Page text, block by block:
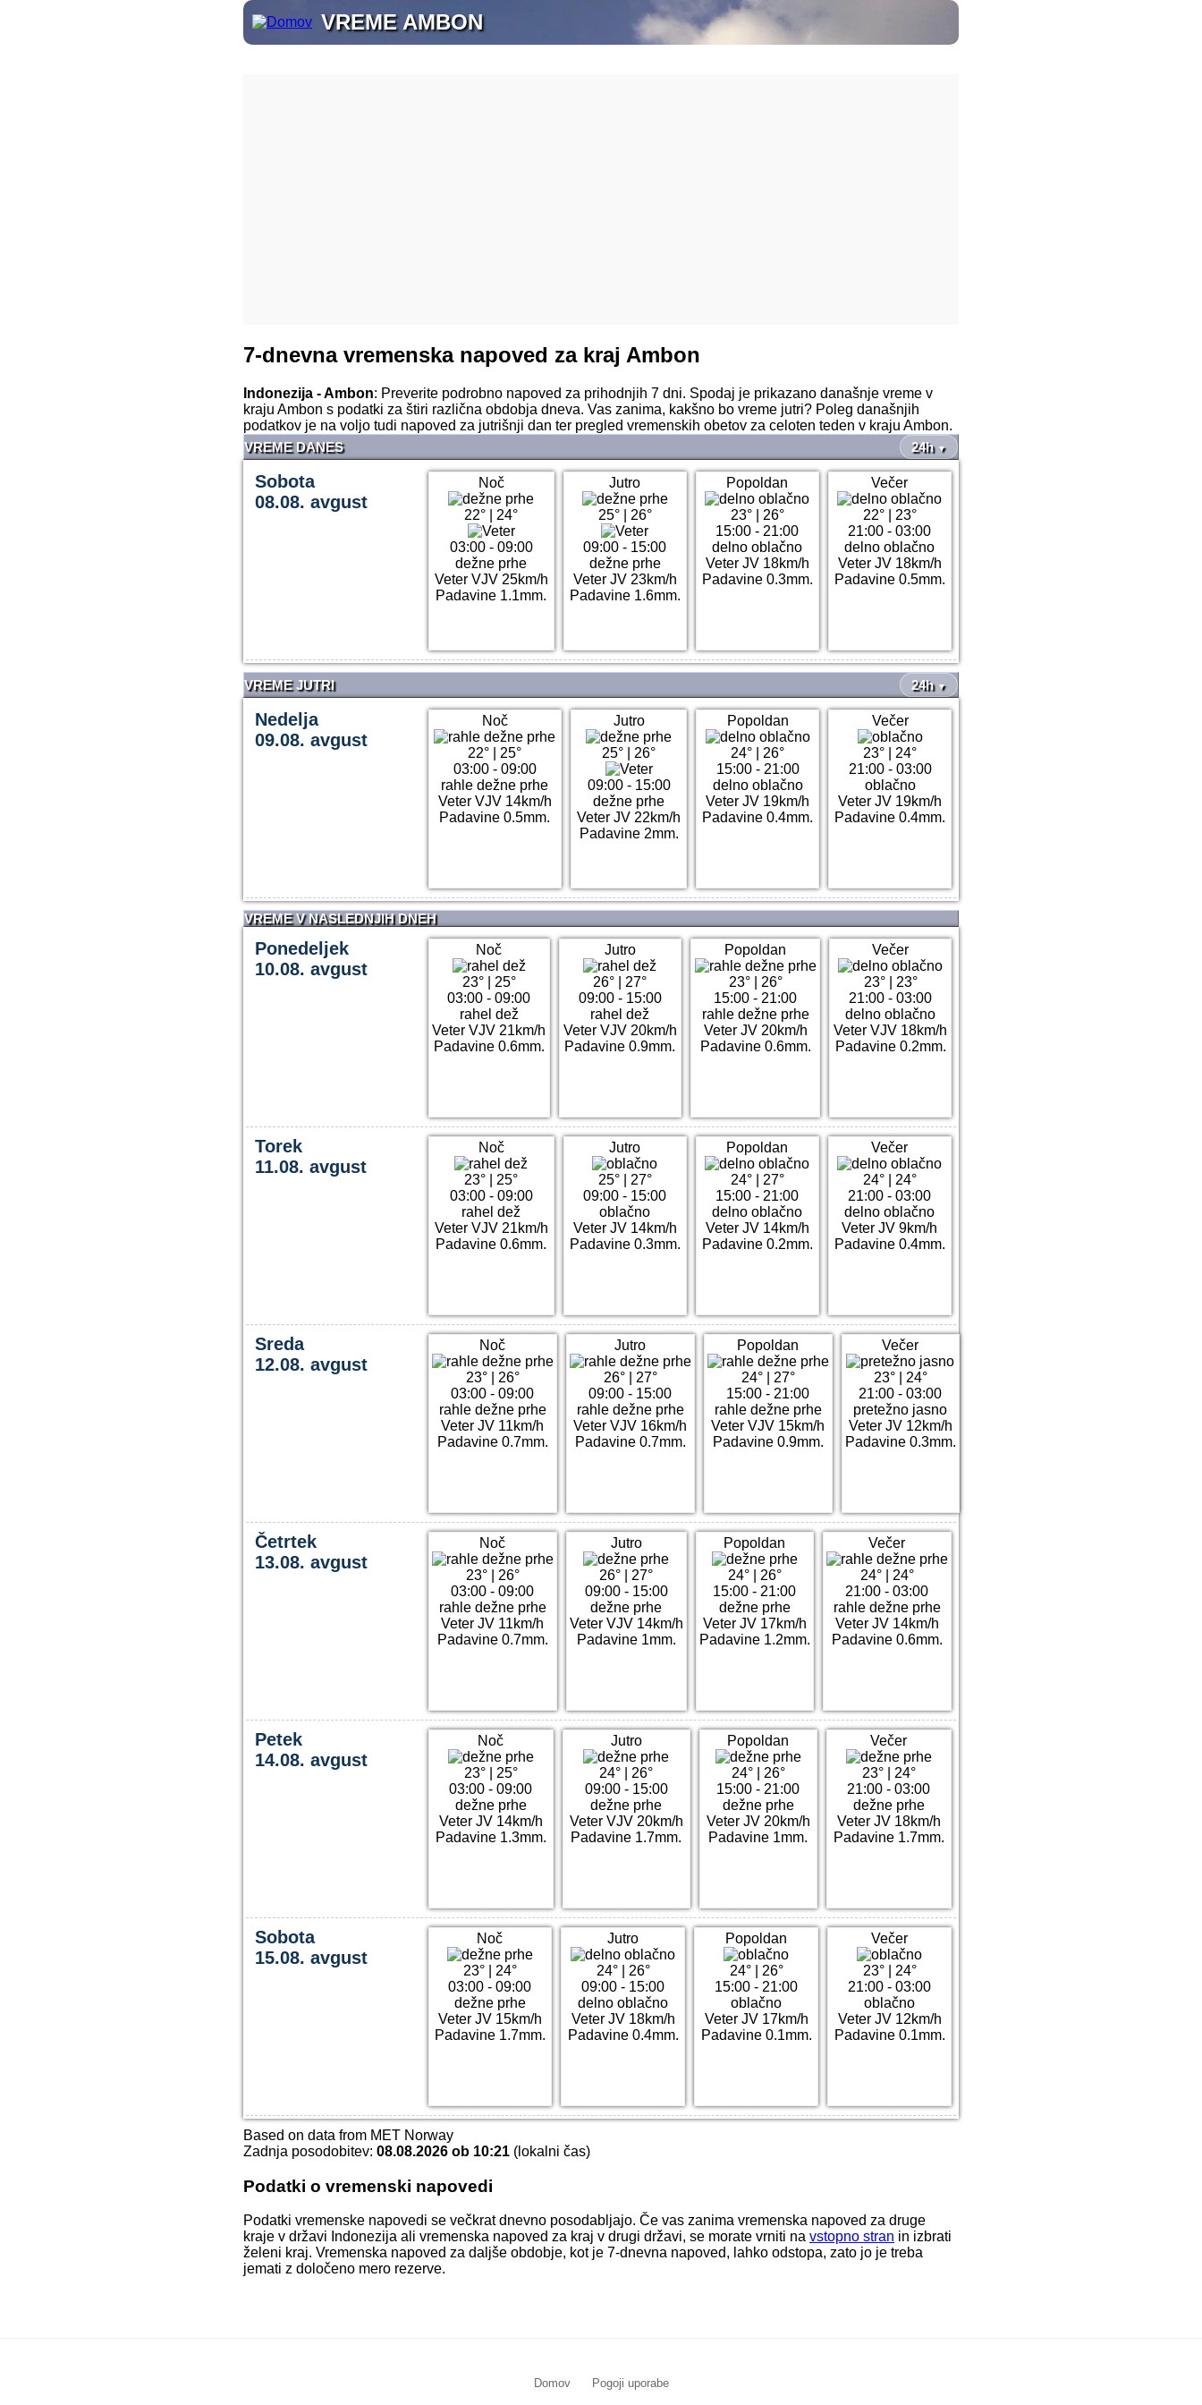
VREME AMBON
7-dnevna vremenska napoved za kraj Ambon
Indonezija - Ambon: Preverite podrobno napoved za prihodnjih 7 dni. Spodaj je prikazano današnje vreme v
kraju Ambon s podatki za štiri različna obdobja dneva. Vas zanima, kakšno bo vreme jutri? Poleg današnjih
podatkov je na voljo tudi napoved za jutrišnji dan ter pregled vremenskih obetov za celoten teden v kraju Ambon.
VREME DANES
24h ▼
Sobota
08.08. avgust
Noč
22° 24°
03:00 - 09:00
dežne prhe
Veter VJV 25km/h
Padavine 1.1mm.
Jutro
25°| 26°
09:00 - 15:00
dežne prhe
Veter JV 23km/h
Padavine 1.6mm.
Popoldan
23°| 26°
15:00 - 21:00
delno oblačno
Veter JV 18km/h
Padavine 0.3mm.
Večer
22°| 23°
21:00 - 03:00
delno oblačno
Veter JV 18km/h
Padavine 0.5mm.
VREME JUTRI 24h ▼
Nedelja
09.08. avgust
Noč
22°
25°
03:00 - 09:00
rahle dežne prhe
Veter VJV 14km/h
Padavine 0.5mm.
Jutro
25° 26°
09:00 - 15:00
dežne prhe
Veter JV 22km/h
Padavine 2mm.
Popoldan
24°
26°
15:00 - 21:00
delno oblačno
Veter JV 19km/h
Padavine 0.4mm.
Večer
23°
24°
21:00 - 03:00
oblačno
Veter JV 19km/h
Padavine 0.4mm.
VREME V NASLEDNJIH DNEH
Ponedeljek
10.08. avgust
Noč
23°| 25°
03:00 - 09:00
rahel dež
Veter VJV 21km/h
Padavine 0.6mm.
Jutro
26°
27°
09:00 - 15:00
rahel dež
Veter VJV 20km/h
Padavine 0.9mm.
Popoldan
23°| 26°
15:00 - 21:00
rahle dežne prhe
Veter JV 20km/h
Padavine 0.6mm.
Večer
23°| 23°
21:00 - 03:00
delno oblačno
Veter VJV 18km/h
Padavine 0.2mm.
Torek
11.08. avgust
Noč
23°
25°
03:00 - 09:00
rahel dež
Veter VJV 21km/h
Padavine 0.6mm.
Jutro
25°| 27°
09:00 - 15:00
oblačno
Veter JV 14km/h
Padavine 0.3mm.
Popoldan
24°| 27°
15:00 - 21:00
delno oblačno
Veter JV 14km/h
Padavine 0.2mm.
Večer
24°| 24°
21:00 - 03:00
delno oblačno
Veter JV 9km/h
Padavine 0.4mm.
Sreda
12.08. avgust
Noč
23°| 26°
03:00 - 09:00
rahle dežne prhe
Veter JV 11km/h
Padavine 0.7mm.
Jutro
26°| 27°
09:00 - 15:00
rahle dežne prhe
Veter VJV 16km/h
Padavine 0.7mm.
Popoldan
24°| 27°
15:00 - 21:00
rahle dežne prhe
Veter VJV 15km/h
Padavine 0.9mm.
Večer
23°| 24°
21:00 - 03:00
pretežno jasno
Veter JV 12km/h
Padavine 0.3mm.
Četrtek
13.08. avgust
Noč
23°| 26°
03:00 - 09:00
rahle dežne prhe
Veter JV 11km/h
Padavine 0.7mm.
Jutro
26°
27°
09:00 - 15:00
dežne prhe
Veter VJV 14km/h
Padavine 1mm.
Popoldan
24°| 26°
15:00 - 21:00
dežne prhe
Veter JV 17km/h
Padavine 1.2mm.
Večer
24°| 24°
21:00 - 03:00
rahle dežne prhe
Veter JV 14km/h
Padavine 0.6mm.
Petek
14.08. avgust
Noč
23°| 25°
03:00 - 09:00
dežne prhe
Veter JV 14km/h
Padavine 1.3mm.
Jutro
24°
26°
09:00 - 15:00
dežne prhe
Veter VJV 20km/h
Padavine 1.7mm.
Popoldan
24°| 26°
15:00 - 21:00
dežne prhe
Veter JV 20km/h
Padavine 1mm.
Večer
23°| 24°
21:00 - 03:00
dežne prhe
Veter JV 18km/h
Padavine 1.7mm.
Sobota
15.08. avgust
Noč
23°| 24°
03:00 - 09:00
dežne prhe
Veter JV 15km/h
Padavine 1.7mm.
Jutro
24°| 26°
09:00 - 15:00
delno oblačno
Veter JV 18km/h
Padavine 0.4mm.
Popoldan
24°| 26°
15:00 - 21:00
oblačno
Veter JV 17km/h
Padavine 0.1mm.
Večer
23°| 24°
21:00 - 03:00
oblačno
Veter JV 12km/h
Padavine 0.1mm.
Based on data from MET Norway
Zadnja posodobitev: 08.08.2026 ob 10:21 (lokalni čas)
Podatki o vremenski napovedi
Podatki vremenske napovedi se večkrat dnevno posodabljajo. Če vas zanima vremenska napoved za druge
kraje v državi Indonezija ali vremenska napoved za kraj v drugi državi, se morate vrniti na vstopno stran in izbrati
želeni kraj. Vremenska napoved za daljše obdobje, kot je 7-dnevna napoved, lahko odstopa, zato jo je treba
jemati z določeno mero rezerve.
Domov Pogoji uporabe